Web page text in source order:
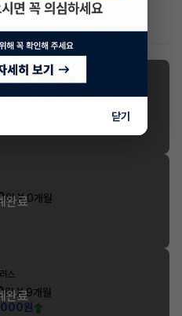
원 X 34 개월
원 X0개월
완료
스
원 X9개월
원
완료
닫기